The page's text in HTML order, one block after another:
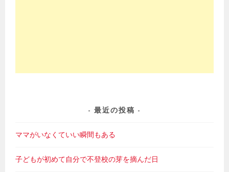
最近の投稿
ママがいなくていい瞬間もある
子どもが初めて自分で不登校の芽を摘んだ日